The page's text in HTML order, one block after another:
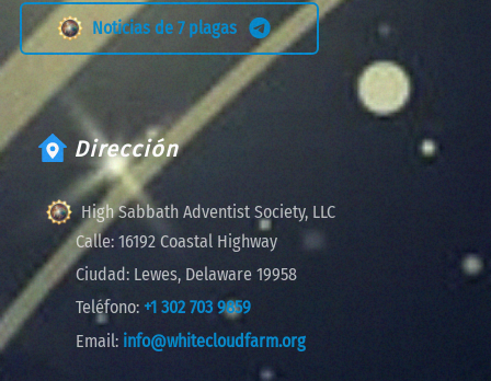
Noticias de 7 plagas
Dirección
High Sabbath Adventist Society, LLC
Calle: 16192 Coastal Highway
Ciudad: Lewes, Delaware 19958
Teléfono: +1 302 703 9859
Email: info@whitecloudfarm.org